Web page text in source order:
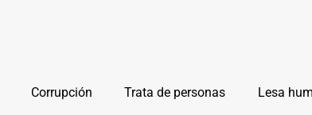
Corrupción Trata de personas Lesa